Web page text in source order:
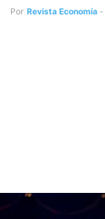
Por Revista Economía -